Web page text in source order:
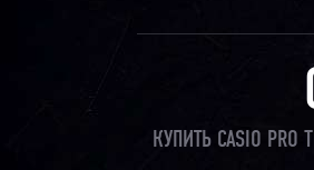
КУПИТЬ CASIO